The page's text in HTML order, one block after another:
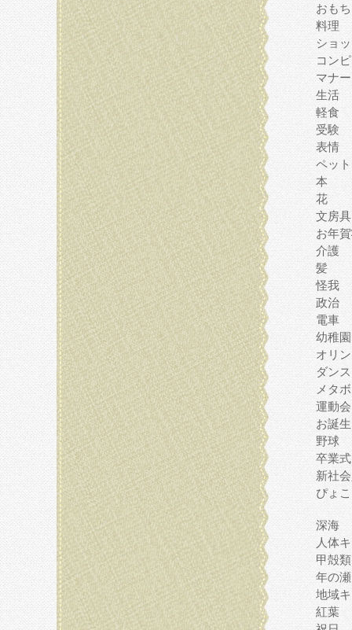
おも
料理
ショ
コン
マナー
生活
軽食
受験
表情
ペット
本
花
文房具
お年
介護
髪
怪我
政治
電車
幼稚園
オリ
ダンス
メタ
運動会
お誕
野球
卒業式
新社
ぴょこ
深海
人体
甲殻類
年の瀬
地域
紅葉